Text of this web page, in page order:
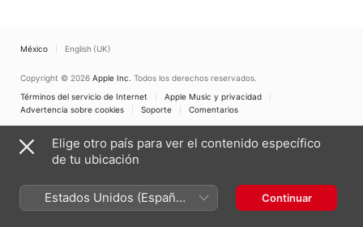
México English (UK)
Copyright © 2026 Apple Inc. Todos los derechos reservados.
Términos del servicio de Internet
Apple Music y privacidad
Advertencia sobre cookies
Soporte Comentarios
Elige otro país para ver el contenido específico
de tu ubicación
Estados Unidos (Español
México)
Continuar